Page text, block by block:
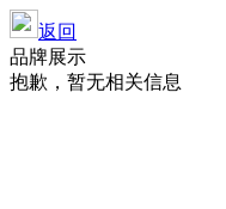
返回
品牌展示
抱歉，暂无相关信息